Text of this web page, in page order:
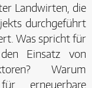
Landwirten, die
durchgeführt
Was spricht für
Einsatz von
Warum
erneuerbare